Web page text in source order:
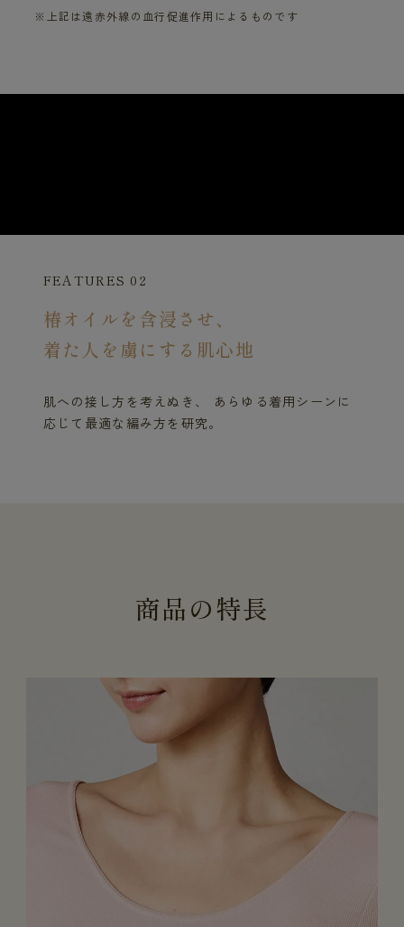
※上記は遠赤外線の血行促進作用によるものです
FEATURES 02
椿オイルを含浸させ、
着た人を虜にする肌心地
肌への接し方を考えぬき、 あらゆる着用シーンに
応じて最適な編み方を研究。
商品の特長